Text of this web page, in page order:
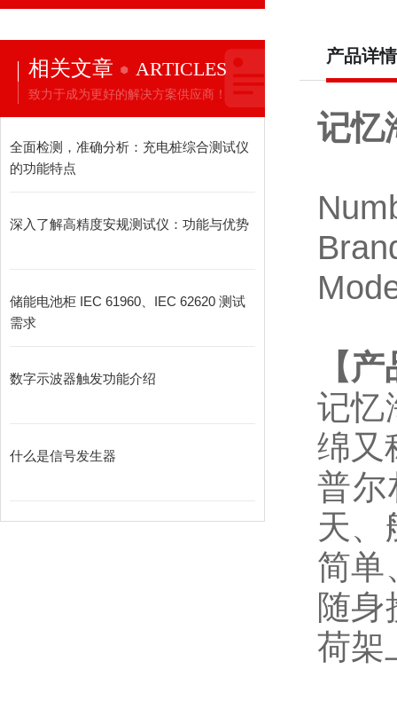
相关文章 ARTICLES
致力于成为更好的解决方案供应商！
全面检测，准确分析：充电桩综合测试仪
的功能特点
深入了解高精度安规测试仪：功能与优势
储能电池柜 IEC 61960、IEC 62620 测试
需求
数字示波器触发功能介绍
什么是信号发生器
产品详情
记忆
【
记忆
绵又
普尔
天、
简单
随
荷架